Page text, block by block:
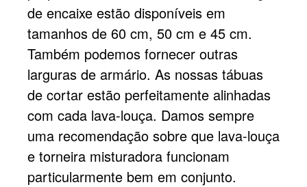
de encaixe estão disponíveis em
tamanhos de 60 cm, 50 cm e 45 cm.
Também podemos fornecer outras
larguras de armário. As nossas tábuas
de cortar estão perfeitamente alinhadas
com cada lava-louça. Damos sempre
uma recomendação sobre que lava-louça
e torneira misturadora funcionam
particularmente bem em conjunto.